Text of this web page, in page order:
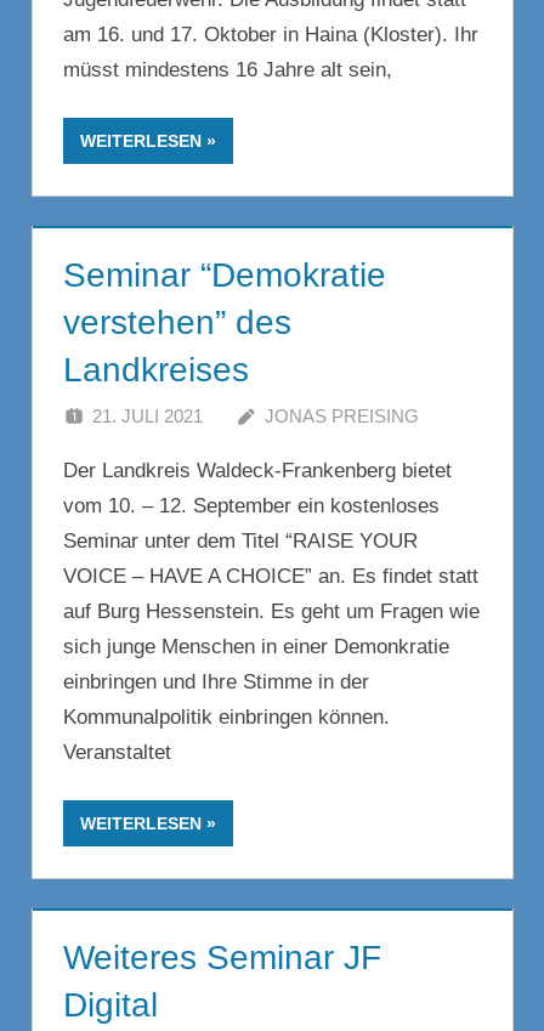
am 16. und 17. Oktober in Haina (Kloster). Ihr
müsst mindestens 16 Jahre alt sein,
WEITERLESEN
Seminar “Demokratie
verstehen” des
Landkreises
21. JULI 2021 JONAS PREISING
Der Landkreis Waldeck-Frankenberg bietet
vom 10. – 12. September ein kostenloses
Seminar unter dem Titel “RAISE YOUR
VOICE – HAVE A CHOICE” an. Es findet statt
auf Burg Hessenstein. Es geht um Fragen wie
sich junge Menschen in einer Demonkratie
einbringen und Ihre Stimme in der
Kommunalpolitik einbringen können.
Veranstaltet
WEITERLESEN
Weiteres Seminar JF
Digital